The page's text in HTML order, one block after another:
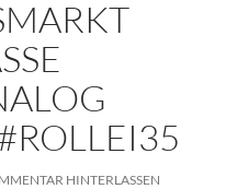
#
G
HINTERLASSEN